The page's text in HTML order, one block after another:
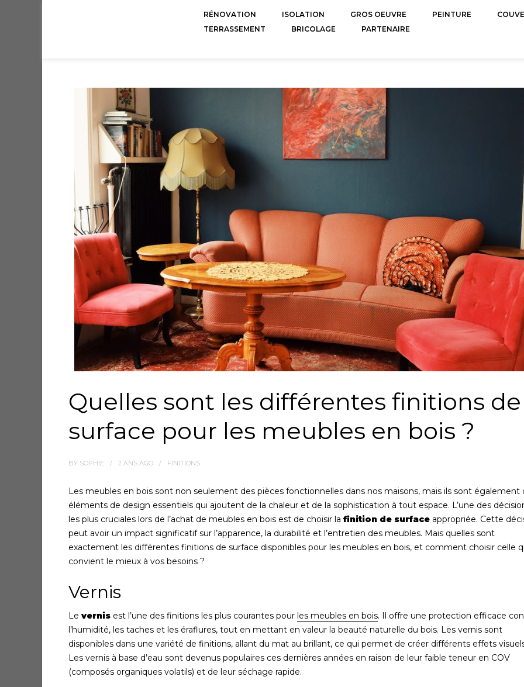
RÉNOVATION ISOLATION GROS OEUVRE PEINTURE
TERRASSEMENT
BRICOLAGE PARTENAIRE
Quelles sont les différentes finitions de
surface pour les meubles en bois ?
BY SOPHIE 2 ANS AGO FINITIONS
Les meubles en bois sont non seulement des pièces fonctionnelles dans nos maisons, mais ils sont également
éléments de design essentiels qui ajoutent de la chaleur et de la sophistication à tout espace. L’une des
les plus cruciales lors de l’achat de meubles en bois est de choisir la finition de surface appropriée. Cette
peut avoir un impact significatif sur l’apparence, la durabilité et l’entretien des meubles. Mais quelles sont
exactement les différentes finitions de surface disponibles pour les meubles en bois, et comment choisir celle
convient le mieux à vos besoins ?
Vernis
Le vernis est l’une des finitions les plus courantes pour les meubles en bois. Il offre une protection efficace
l’humidité, les taches et les éraflures, tout en mettant en valeur la beauté naturelle du bois. Les vernis sont
disponibles dans une variété de finitions, allant du mat au brillant, ce qui permet de créer différents effets
Les vernis à base d’eau sont devenus populaires ces dernières années en raison de leur faible teneur en COV
(composés organiques volatils) et de leur séchage rapide.